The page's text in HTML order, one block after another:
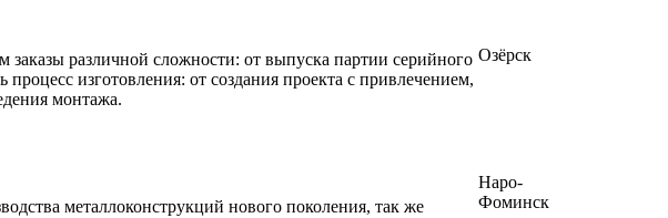
различной сложности: от выпуска партии серийного
изготовления: от создания проекта с привлечением,
монтажа.
Озёрск
металлоконструкций нового поколения, так же
Наро-
Фоминск